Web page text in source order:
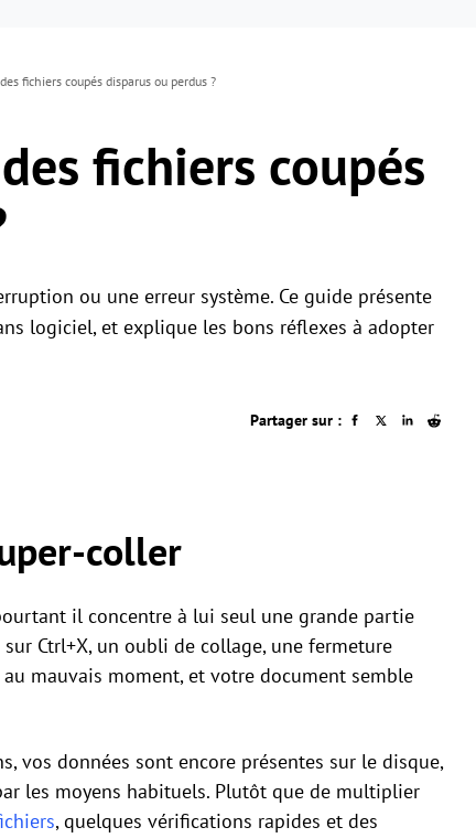
fichiers coupés disparus ou perdus ?
fichiers coupés
ou une erreur système. Ce guide présente
logiciel, et explique les bons réflexes à adopter
Partager sur :
coller
il concentre à lui seul une grande partie
Ctrl+X, un oubli de collage, une fermeture
mauvais moment, et votre document semble
vos données sont encore présentes sur le disque,
les moyens habituels. Plutôt que de multiplier
, quelques vérifications rapides et des